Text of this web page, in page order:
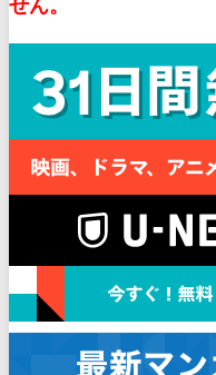
せん。